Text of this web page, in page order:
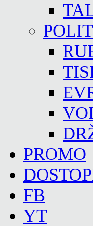
PROMO
FB
YT